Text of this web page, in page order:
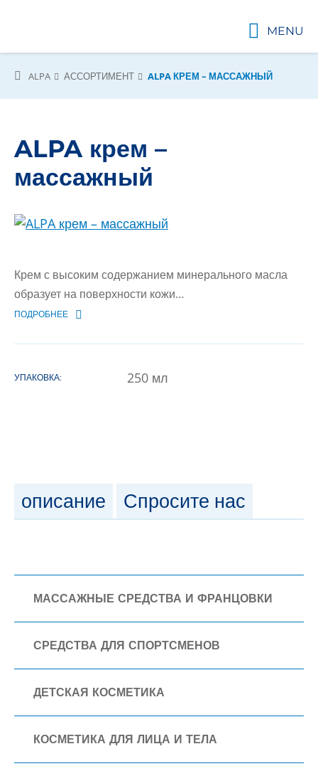
MENU
ALPA АССОРТИМЕНТ ALPA КРЕМ – МАССАЖНЫЙ
ALPA крем –
массажный
Крем с высоким содержанием минерального масла
образует на поверхности кожи…
ПОДРОБНЕЕ
УПАКОВКА: 250 мл
описание Спросите нас
МАССАЖНЫЕ СРЕДСТВА И ФРАНЦОВКИ
СРЕДСТВА ДЛЯ СПОРТСМЕНОВ
ДЕТСКАЯ КОСМЕТИКА
КОСМЕТИКА ДЛЯ ЛИЦА И ТЕЛА